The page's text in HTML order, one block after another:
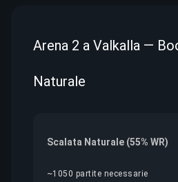
Arena 2 a Valkalla —
Naturale
Scalata Naturale (55% WR)
~1050 partite necessarie